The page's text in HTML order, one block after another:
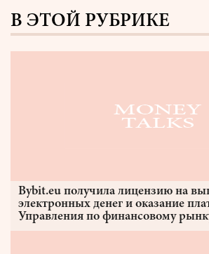
В ЭТОЙ РУБРИКЕ
Bybit.eu получила лицензию на
электронных денег и оказание
Управления по финансовому